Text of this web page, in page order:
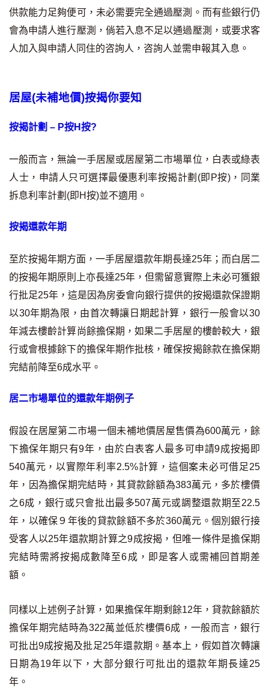
裝修·保險優惠
免費裝修轉介服務
火險、家居、寵物保險
聯絡我們
聯絡方法
網上申請按揭轉介
條款及細則
私隱政策
简
本網頁所提供資料僅作參考用途。
本網站採用無障礙網頁設計，如有任何問題，可查詢：
中原地產 | 網上搵樓 |
中原工商舖
條款及細則
| 私隱政策聲明
供款能力足夠便可，未必需要完全通過壓測。而有些銀行仍
會為申請人進行壓測，倘若入息不足以通過壓測，或要求客
人加入與申請人同住的咨詢人，咨詢人並需申報其入息。
居屋(未補地價)按揭你要知
按揭計劃 – P按H按?
一般而言，無論一手居屋或居屋第二市場單位，白表或綠表
人士，申請人只可選擇最優惠利率按揭計劃(即P按)，同業
拆息利率計劃(即H按)並不適用。
按揭還款年期
至於按揭年期方面，一手居屋還款年期長達25年；而白居二
的按揭年期原則上亦長達25年，但需留意實際上未必可獲銀
行批足25年，這是因為房委會向銀行提供的按揭還款保證期
以30年期為限，由首次轉讓日期起計算，銀行一般會以30
年減去樓齡計算尚餘擔保期，如果二手居屋的樓齡較大，銀
行或會根據餘下的擔保年期作批核，確保按揭餘款在擔保期
完結前降至6成水平。
居二市場單位的還款年期例子
假設在居屋第二市場一個未補地價居屋售價為600萬元，餘
下擔保年期只有9年，由於白表客人最多可申請9成按揭即
540萬元，以實際年利率2.5%計算，這個案未必可借足25
年，因為擔保期完結時，其貸款餘額為383萬元，多於樓價
之6成，銀行或只會批出最多507萬元或調整還款期至22.5
年，以確保９年後的貸款餘額不多於360萬元。個別銀行接
受客人以25年還款期計算之9成按揭，但唯一條件是擔保期
完結時需將按揭成數降至6成，即是客人或需補回首期差
額。
同樣以上述例子計算，如果擔保年期剩餘12年，貸款餘額於
擔保年期完結時為322萬並低於樓價6成，一般而言，銀行
可批出9成按揭及批足25年還款期。基本上，假如首次轉讓
日期為19年以下，大部分銀行可批出的還款年期⾧達25
年。